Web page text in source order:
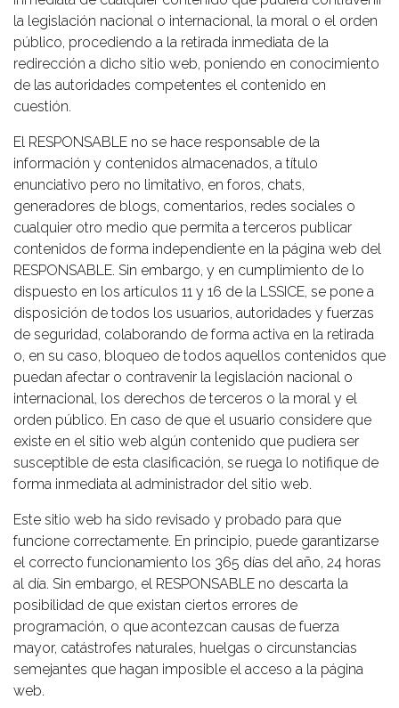
la legislación nacional o internacional, la moral o el orden
público, procediendo a la retirada inmediata de la
redirección a dicho sitio web, poniendo en conocimiento
de las autoridades competentes el contenido en
cuestión.
El RESPONSABLE no se hace responsable de la
información y contenidos almacenados, a título
enunciativo pero no limitativo, en foros, chats,
generadores de blogs, comentarios, redes sociales o
cualquier otro medio que permita a terceros publicar
contenidos de forma independiente en la página web del
RESPONSABLE. Sin embargo, y en cumplimiento de lo
dispuesto en los artículos 11 y 16 de la LSSICE, se pone a
disposición de todos los usuarios, autoridades y fuerzas
de seguridad, colaborando de forma activa en la retirada
o, en su caso, bloqueo de todos aquellos contenidos que
puedan afectar o contravenir la legislación nacional o
internacional, los derechos de terceros o la moral y el
orden público. En caso de que el usuario considere que
existe en el sitio web algún contenido que pudiera ser
susceptible de esta clasificación, se ruega lo notifique de
forma inmediata al administrador del sitio web.
Este sitio web ha sido revisado y probado para que
funcione correctamente. En principio, puede garantizarse
el correcto funcionamiento los 365 días del año, 24 horas
al día. Sin embargo, el RESPONSABLE no descarta la
posibilidad de que existan ciertos errores de
programación, o que acontezcan causas de fuerza
mayor, catástrofes naturales, huelgas o circunstancias
semejantes que hagan imposible el acceso a la página
web.